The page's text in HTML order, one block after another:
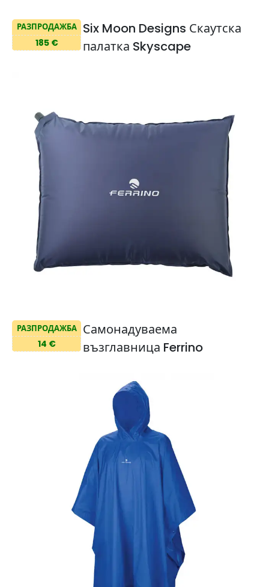
РАЗПРОДАЖБА
185 €
Six Moon Designs Скаутска
палатка Skyscape
РАЗПРОДАЖБА
14 €
Самонадуваема
възглавница Ferrino